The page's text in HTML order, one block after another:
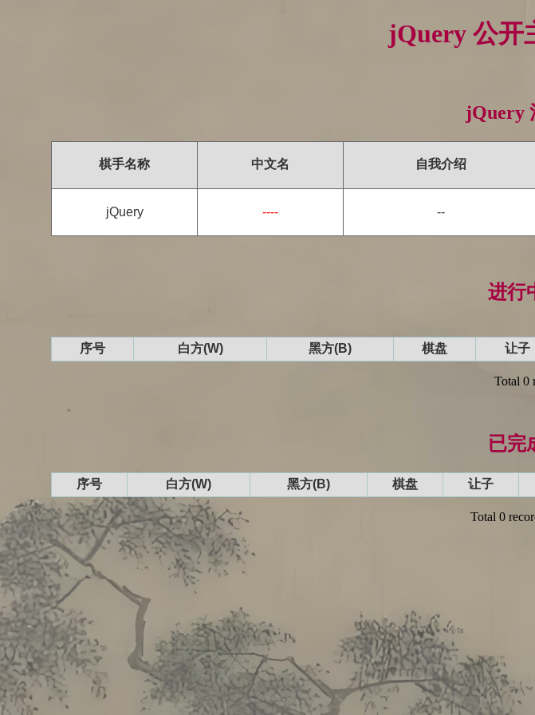
jQuery 公开
jQuery
棋手名称 中文名 自我介绍
jQuery ---- --
进行
序号 白方(W) 黑方(B) 棋盘 让子
Total 0
已完
序号 白方(W) 黑方(B) 棋盘 让子
Total 0